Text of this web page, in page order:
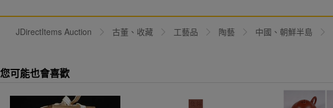
JDirectItems Auction 古董、收藏 工藝品 陶藝 中國、朝鮮半島
您可能也會喜歡